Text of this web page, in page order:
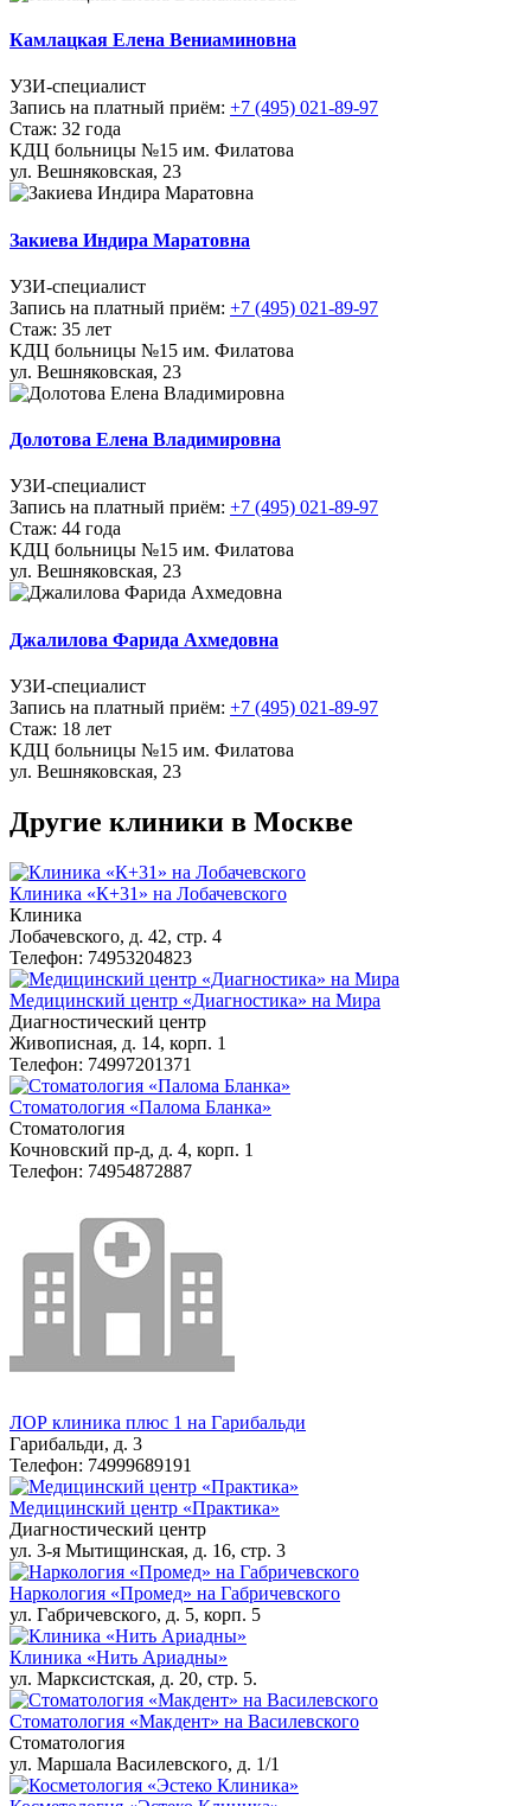
Камлацкая Елена Вениаминовна
УЗИ-специалист
Запись на платный приём: +7 (495) 021-89-97
Стаж: 32 года
КДЦ больницы №15 им. Филатова
ул. Вешняковская, 23
Закиева Индира Маратовна
УЗИ-специалист
Запись на платный приём: +7 (495) 021-89-97
Стаж: 35 лет
КДЦ больницы №15 им. Филатова
ул. Вешняковская, 23
Долотова Елена Владимировна
УЗИ-специалист
Запись на платный приём: +7 (495) 021-89-97
Стаж: 44 года
КДЦ больницы №15 им. Филатова
ул. Вешняковская, 23
Джалилова Фарида Ахмедовна
УЗИ-специалист
Запись на платный приём: +7 (495) 021-89-97
Стаж: 18 лет
КДЦ больницы №15 им. Филатова
ул. Вешняковская, 23
Другие клиники в Москве
Клиника «К+31» на Лобачевского
Клиника
Лобачевского, д. 42, стр. 4
Телефон: 74953204823
Медицинский центр «Диагностика» на Мира
Диагностический центр
Живописная, д. 14, корп. 1
Телефон: 74997201371
Стоматология «Палома Бланка»
Стоматология
Кочновский пр-д, д. 4, корп. 1
Телефон: 74954872887
ЛОР клиника плюс 1 на Гарибальди
Гарибальди, д. 3
Телефон: 74999689191
Медицинский центр «Практика»
Диагностический центр
ул. 3-я Мытищинская, д. 16, стр. 3
Наркология «Промед» на Габричевского
ул. Габричевского, д. 5, корп. 5
Клиника «Нить Ариадны»
ул. Марксистская, д. 20, стр. 5.
Стоматология «Макдент» на Василевского
Стоматология
ул. Маршала Василевского, д. 1/1